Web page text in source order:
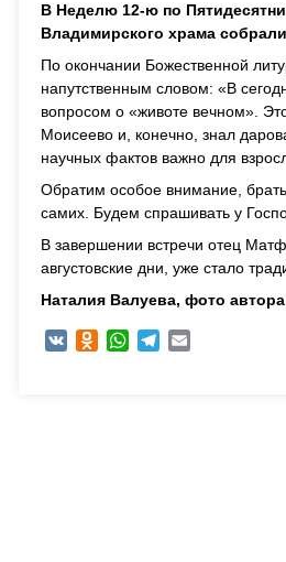
В Неделю 12-ю по
Владимирского храма
По окончании Божественной
напутственным словом: «В
вопросом о «животе вечном».
Моисеево и, конечно, знал
научных фактов важно для
Обратим особое внимание,
самих. Будем спрашивать у
В завершении встречи отец
августовские дни, уже стало
Наталия Валуева, фото автора
VK Odnoklassniki
WhatsAppTelegram